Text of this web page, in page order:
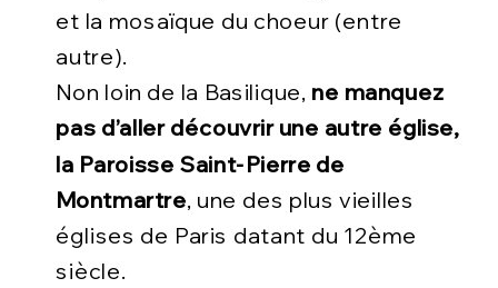
et la mosaïque du choeur (entre
autre).
Non loin de la Basilique, ne manquez
pas d’aller découvrir une autre église,
la Paroisse Saint-Pierre de
Montmartre, une des plus vieilles
églises de Paris datant du 12ème
siècle.